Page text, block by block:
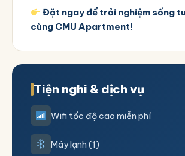
Đặt ngay để trải nghiệm sống
cùng CMU Apartment!
Tiện nghi & dịch vụ
Wifi tốc độ cao miễn phí
Máy lạnh (1)